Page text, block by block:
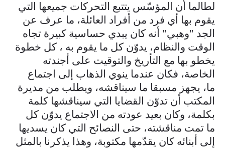
لطالما أن المؤسّس يتتبع التحركات جميعها التي
يقوم بها أي فرد من أفراد العائلة، ما عرف عن
الجد "وهبي" أنه كان يبدي حساسية كبيرة تجاه
الوقت والنظام، يدوّن كل ما يقوم به ، كل خطوة
يخطو بها مع التأريخ والتوقيت على أجندته
الخاصة، فكان عندما ينوي الذهاب إلى اجتماع
ما، يجهز مسبقا ما سيناقشه، ويطلب من مديرة
المكتب أن تدوّن القضايا التي سيناقشها كلمة
بكلمة، وكان بعيد عودته من الاجتماع يدوّن كل
ما تمت مناقشته، حتى النصائح التي كان يسديها
إلى أبنائه كان يقدّمها مكتوبة، وهذا يذكرنا بالمثل